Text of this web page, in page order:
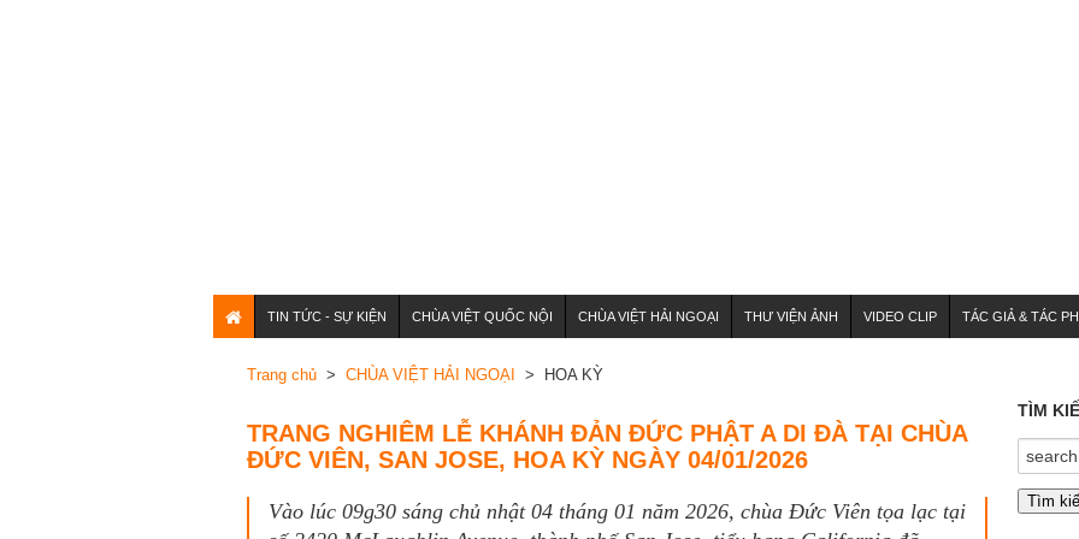
TIN TỨC - SỰ KIỆN CHÙA VIỆT QUỐC NỘI CHÙA VIỆT HẢI NGOẠI THƯ VIỆN ẢNH VIDEO CLIP TÁC GIẢ & TÁC
Trang chủ> CHÙA VIỆT HẢI NGOẠI > HOA KỲ
TRANG NGHIÊM LỄ KHÁNH ĐẢN ĐỨC PHẬT A DI ĐÀ TẠI CHÙA
ĐỨC VIÊN, SAN JOSE, HOA KỲ NGÀY 04/01/2026
Vào lúc 09g30 sáng chủ nhật 04 tháng 01 năm 2026, chùa Đức Viên tọa lạc tại
TÌM